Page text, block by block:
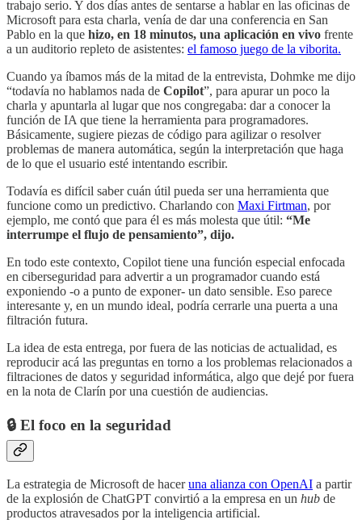
trabajo serio. Y dos días antes de sentarse a hablar en las oficinas de
Microsoft para esta charla, venía de dar una conferencia en San
Pablo en la que hizo, en 18 minutos, una aplicación en vivo frente
a un auditorio repleto de asistentes: el famoso juego de la viborita.
Cuando ya íbamos más de la mitad de la entrevista, Dohmke me dijo
“todavía no hablamos nada de Copilot”, para apurar un poco la
charla y apuntarla al lugar que nos congregaba: dar a conocer la
función de IA que tiene la herramienta para programadores.
Básicamente, sugiere piezas de código para agilizar o resolver
problemas de manera automática, según la interpretación que haga
de lo que el usuario esté intentando escribir.
Todavía es difícil saber cuán útil pueda ser una herramienta que
funcione como un predictivo. Charlando con Maxi Firtman, por
ejemplo, me contó que para él es más molesta que útil: “Me
interrumpe el flujo de pensamiento”, dijo.
En todo este contexto, Copilot tiene una función especial enfocada
en ciberseguridad para advertir a un programador cuando está
exponiendo -o a punto de exponer- un dato sensible. Eso parece
interesante y, en un mundo ideal, podría cerrarle una puerta a una
filtración futura.
La idea de esta entrega, por fuera de las noticias de actualidad, es
reproducir acá las preguntas en torno a los problemas relacionados a
filtraciones de datos y seguridad informática, algo que dejé por fuera
en la nota de Clarín por una cuestión de audiencias.
🔒 El foco en la seguridad
La estrategia de Microsoft de haceruna alianza con OpenAI a partir
de la explosión de ChatGPT convirtió a la empresa en un hub de
productos atravesados por la inteligencia artificial.